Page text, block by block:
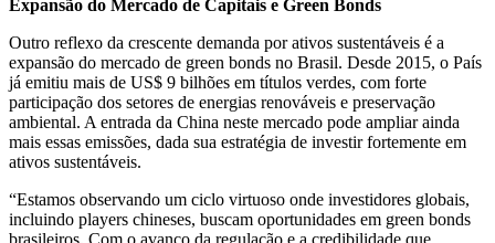
Expansão do Mercado de Capitais e Green Bonds
Outro reflexo da crescente demanda por ativos sustentáveis é a
expansão do mercado de green bonds no Brasil. Desde 2015, o País
já emitiu mais de US$ 9 bilhões em títulos verdes, com forte
participação dos setores de energias renováveis e preservação
ambiental. A entrada da China neste mercado pode ampliar ainda
mais essas emissões, dada sua estratégia de investir fortemente em
ativos sustentáveis.
“Estamos observando um ciclo virtuoso onde investidores globais,
incluindo players chineses, buscam oportunidades em green bonds
brasileiros. Com o avanço da regulação e a credibilidade que